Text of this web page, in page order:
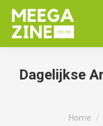
Dagelijkse
Je bent
Home